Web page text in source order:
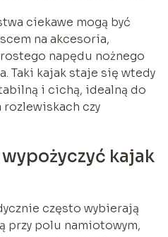
ciekawe mogą być
na akcesoria,
napędu nożnego
Taki kajak staje się wtedy
i cichą, idealną do
czy
kajak
często wybierają
przy polu namiotowym,